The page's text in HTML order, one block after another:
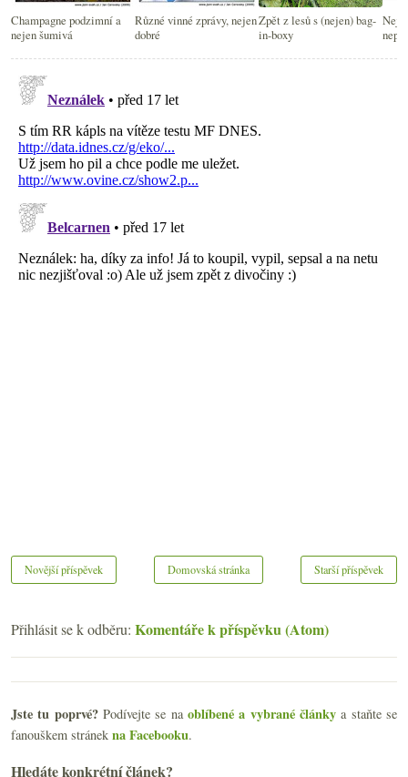
Champagne podzimní a
nejen šumivá
Různé vinné zprávy, nejen
dobré
Zpět z lesů s (nejen) bag-
in-boxy
Novější příspěvek Starší příspěvek
Domovská stránka
Přihlásit se k odběru: Komentáře k příspěvku (Atom)
Jste tu poprvé?Podívejte se naoblíbené a vybrané články a staňte se
fanouškem stránek na Facebooku.
Hledáte konkrétní článek?